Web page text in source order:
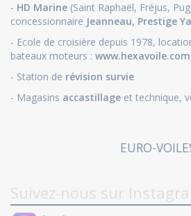
- HD Marine (Saint Raphaël, Fréjus,
concessionnaire Jeanneau, Prestige
- Ecole de croisière depuis 1978,
bateaux moteurs : www.hexavoile.com
- Station de révision survie
- Magasins accastillage et technique,
EURO-
Suivez-nous sur